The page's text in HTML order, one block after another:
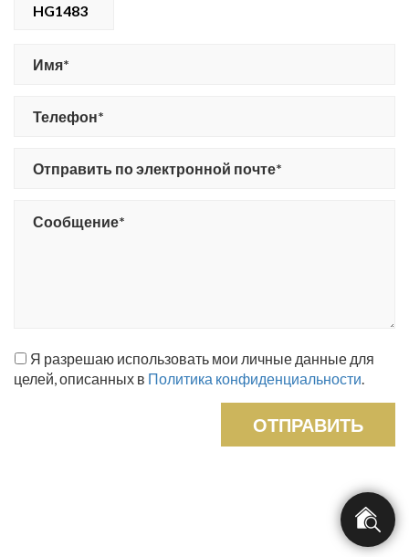
HG1483
Я разрешаю использовать мои личные данные для
целей, описанных в Политика конфиденциальности
ОТПРАВИТЬ